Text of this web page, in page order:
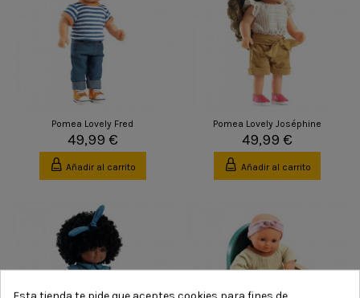
Pomea Lovely Fred
49,99 €
Añadir al carrito
Pomea Lovely Joséphine
49,99 €
Añadir al carrito